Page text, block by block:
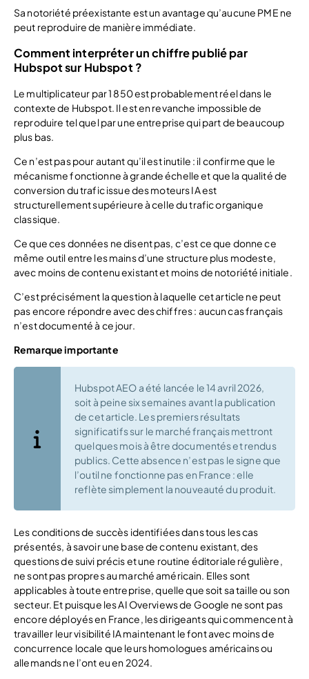
Sa notoriété préexistante est un avantage qu’aucune PME ne
peut reproduire de manière immédiate.
Comment interpréter un chiffre publié par
Hubspot sur Hubspot ?
Le multiplicateur par 1 850 est probablement réel dans le
contexte de Hubspot. Il est en revanche impossible de
reproduire tel quel par une entreprise qui part de beaucoup
plus bas.
Ce n’est pas pour autant qu’il est inutile : il confirme que le
mécanisme fonctionne à grande échelle et que la qualité de
conversion du trafic issue des moteurs IA est
structurellement supérieure à celle du trafic organique
classique.
Ce que ces données ne disent pas, c’est ce que donne ce
même outil entre les mains d’une structure plus modeste,
avec moins de contenu existant et moins de notoriété initiale.
C’est précisément la question à laquelle cet article ne peut
pas encore répondre avec des chiffres : aucun cas français
n’est documenté à ce jour.
Remarque importante
Hubspot AEO a été lancée le 14 avril 2026,
soit à peine six semaines avant la publication
de cet article. Les premiers résultats
significatifs sur le marché français mettront
quelques mois à être documentés et rendus
publics. Cette absence n’est pas le signe que
l’outil ne fonctionne pas en France : elle
reflète simplement la nouveauté du produit.
Les conditions de succès identifiées dans tous les cas
présentés, à savoir une base de contenu existant, des
questions de suivi précis et une routine éditoriale régulière,
ne sont pas propres au marché américain. Elles sont
applicables à toute entreprise, quelle que soit sa taille ou son
secteur. Et puisque les AI Overviews de Google ne sont pas
encore déployés en France, les dirigeants qui commencent à
travailler leur visibilité IA maintenant le font avec moins de
concurrence locale que leurs homologues américains ou
allemands ne l’ont eu en 2024.